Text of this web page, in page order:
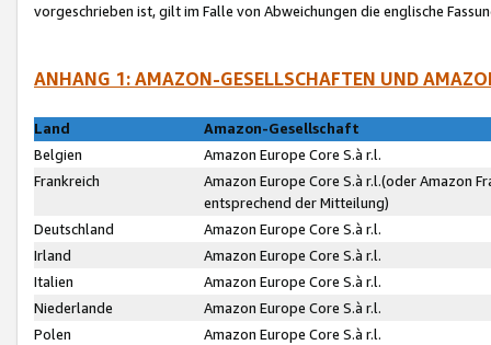
vorgeschrieben ist, gilt im Falle von Abweichungen die englische
ANHANG 1: AMAZON-GESELLSCHAFTEN UND
Land
Amazon-Gesellschaft
Belgien
Amazon Europe Core S.à r.l.
Frankreich
Amazon Europe Core S.à r.l.(oder Amazon
entsprechend der Mitteilung)
Deutschland
Amazon Europe Core S.à r.l.
Irland
Amazon Europe Core S.à r.l.
Italien
Amazon Europe Core S.à r.l.
Niederlande
Amazon Europe Core S.à r.l.
Polen
Amazon Europe Core S.à r.l.